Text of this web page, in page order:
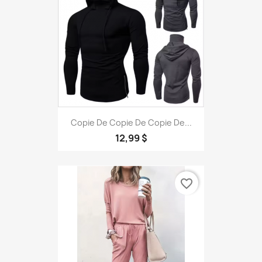
Copie De Copie De Copie De...
12,99 $
favorite_border